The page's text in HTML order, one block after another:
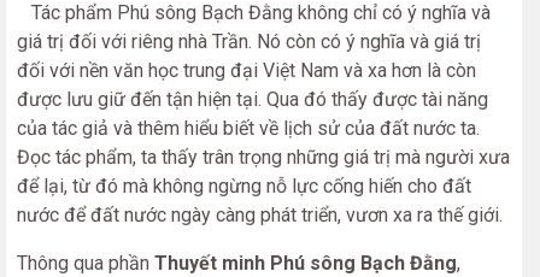
Tác phẩm Phú sông Bạch Đằng không chỉ có ý nghĩa và
giá trị đối với riêng nhà Trần. Nó còn có ý nghĩa và giá trị
đối với nền văn học trung đại Việt Nam và xa hơn là còn
được lưu giữ đến tận hiện tại. Qua đó thấy được tài năng
của tác giả và thêm hiểu biết về lịch sử của đất nước ta.
Đọc tác phẩm, ta thấy trân trọng những giá trị mà người xưa
để lại, từ đó mà không ngừng nỗ lực cống hiến cho đất
nước để đất nước ngày càng phát triển, vươn xa ra thế giới.
Thông qua phần Thuyết minh Phú sông Bạch Đằng,